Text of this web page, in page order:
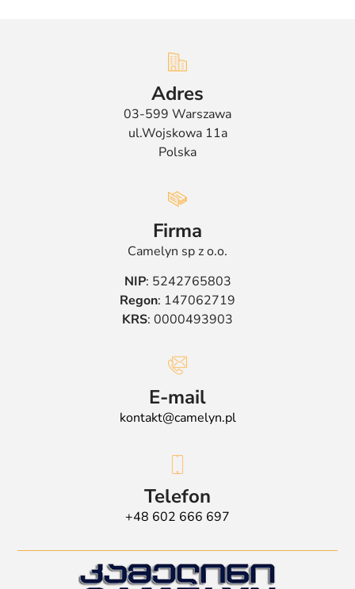
Adres
03-599 Warszawa
ul.Wojskowa 11a
Polska
Firma
Camelyn sp z o.o.
NIP: 5242765803
Regon: 147062719
KRS: 0000493903
E-mail
kontakt@camelyn.pl
Telefon
+48 602 666 697